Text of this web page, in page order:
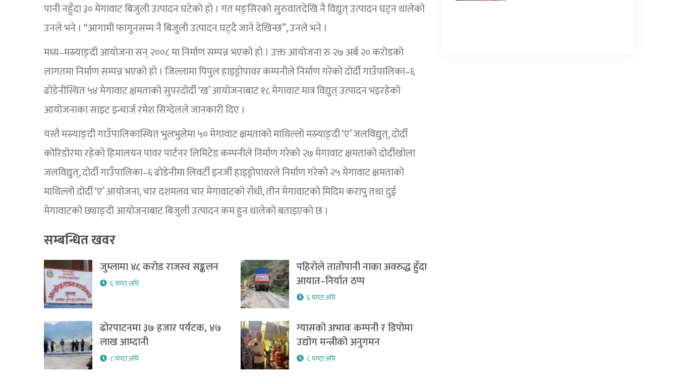
पानी नहुँदा ३० मेगावाट बिजुली उत्पादन घटेको हो । गत मङ्सिरको सुरुवातदेखि नै विद्युत् उत्पादन घट्न थालेको
उनले भने । “आगामी फागुनसम्म नै बिजुली उत्पादन घट्दै जाने देखिन्छ”, उनले भने ।
मध्य–मस्र्याङ्दी आयोजना सन् २००८ मा निर्माण सम्पन्न भएको हो । उक्त आयोजना रु २७ अर्ब २० करोडको
लागतमा निर्माण सम्पन्न भएको हो । जिल्लामा पिपुल हाइड्रोपावर कम्पनीले निर्माण गरेको दोर्दी गाउँपालिका–६
ढोडेनीस्थित ५४ मेगावाट क्षमताको सुपरदोर्दी ‘ख’ आयोजनाबाट १८ मेगावाट मात्र विद्युत् उत्पादन भइरहेको
आयोजनाका साइट इन्चार्ज रमेश सिग्देलले जानकारी दिए ।
यस्तै मस्र्याङ्दी गाउँपालिकास्थित भुलभुलेमा ५० मेगावाट क्षमताको माथिल्लो मस्र्याङ्दी ‘ए’ जलविद्युत्, दोर्दी
कोरिडोरमा रहेको हिमालयन पावर पार्टनर लिमिटेड कम्पनीले निर्माण गरेको २७ मेगावाट क्षमताको दोर्दीखोला
जलविद्युत्, दोर्दी गाउँपालिका–६ ढोडेनीमा लिवर्टी इनर्जी हाइड्रोपावरले निर्माण गरेको २५ मेगावाट क्षमताको
माथिल्लो दोर्दी ‘ए’ आयोजना, चार दशमलव चार मेगावाटको राँधी, तीन मेगावाटको मिदिम करापु तथा दुई
मेगावाटको छ्याङ्दी आयोजनाबाट बिजुली उत्पादन कम हुन थालेको बताइएको छ ।
सम्बन्धित खवर
जुम्लामा ४८ करोड राजस्व सङ्कलन
६ घण्टा अघि
पहिरोले तातोपानी नाका अवरुद्ध हुँदा
आयात–निर्यात ठप्प
६ घण्टा अघि
ढोरपाटनमा ३७ हजार पर्यटक, ४७
लाख आम्दानी
८ घण्टा अघि
ग्यासको अभावः कम्पनी र डिपोमा
उद्योग मन्त्रीको अनुगमन
८ घण्टा अघि